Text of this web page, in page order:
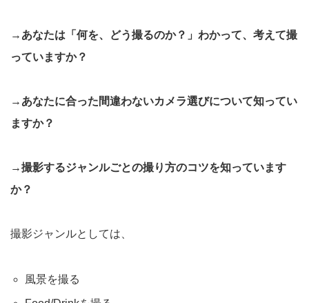
→あなたは「何を、どう撮るのか？」わかって、考えて撮
っていますか？
→あなたに合った間違わないカメラ選びについて知ってい
ますか？
→撮影するジャンルごとの撮り方のコツを知っています
か？
撮影ジャンルとしては、
風景を撮る